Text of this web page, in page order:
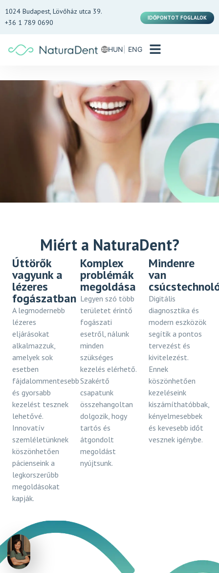
1024 Budapest, Lövőház utca 39.
+36 1 789 0690
IDŐPONTOT FOGLALOK
HUN ENG
Naturadent Esztétikai
és Lézerfogászat
A RÉSZLETEKBEN VAGYUNK IGAZÁN ERŐSEK
Miért a NaturaDent?
Úttörők
vagyunk a
lézeres
fogászatban
A legmodernebb
lézeres
eljárásokat
alkalmazzuk,
amelyek sok
esetben
fájdalommentesebb
és gyorsabb
kezelést tesznek
lehetővé.
Innovatív
szemléletünknek
köszönhetően
pácienseink a
legkorszerűbb
megoldásokat
kapják.
Komplex
problémák
megoldása
Legyen szó több
területet érintő
fogászati
esetről, nálunk
minden
szükséges
kezelés elérhető.
Szakértő
csapatunk
összehangoltan
dolgozik, hogy
tartós és
átgondolt
megoldást
nyújtsunk.
Mindenre
van
Digitális
diagnosztika és
modern eszközök
segítik a pontos
tervezést és
kivitelezést.
Ennek
köszönhetően
kezeléseink
kiszámíthatóbbak,
kényelmesebbek
és kevesebb időt
vesznek igénybe.